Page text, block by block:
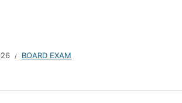
BOARD EXAM